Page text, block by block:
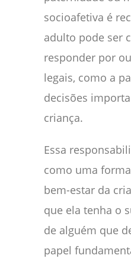
socioafetiva é
adulto pode ser
responder por
legais, como a
decisões
criança.
Essa
como uma
bem-estar da
que ela tenha o
de alguém que
papel